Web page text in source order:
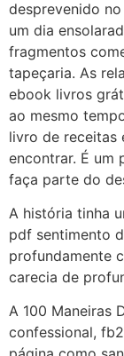
desprevenido
um dia
fragmentos
tapeçaria. As
ebook livros
ao mesmo
livro de receitas
encontrar. É um
faça parte do
A história tinha
pdf sentimento
profundamente
carecia de
A 100 Maneiras
confessional,